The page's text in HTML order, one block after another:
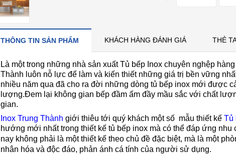
THÔNG TIN SẢN PHẨM KHÁCH HÀNG ĐÁNH GIÁ THẺ
Là một trong những nhà sản xuất Tủ bếp Inox chuyên nghệp
Thành luôn nỗ lực để làm và kiến thiết những giá trị bền vững
nhiều năm qua đã cho ra đời những dòng tủ bếp inox mới được
lượng.Đem lại không gian bếp đầm ấm đầy mầu sắc với chất
gian.
Inox Trung Thành giới thiêu tới quý khách một số mẫu thiết kế Tủ
hướng mới nhất trong thiết kế tủ bếp inox mà có thể đáp ứng
nay không phải là một thiết kế theo chủ đề đặc biệt, mà là một
nhân hóa và độc đáo, phản ánh cá tính của người sử dụng.